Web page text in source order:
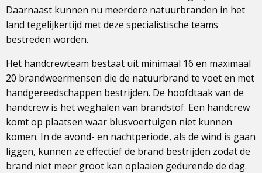
Daarnaast kunnen nu meerdere natuurbranden in het
land tegelijkertijd met deze specialistische teams
bestreden worden.
Het handcrewteam bestaat uit minimaal 16 en maximaal
20 brandweermensen die de natuurbrand te voet en met
handgereedschappen bestrijden. De hoofdtaak van de
handcrew is het weghalen van brandstof. Een handcrew
komt op plaatsen waar blusvoertuigen niet kunnen
komen. In de avond- en nachtperiode, als de wind is gaan
liggen, kunnen ze effectief de brand bestrijden zodat de
brand niet meer groot kan oplaaien gedurende de dag.